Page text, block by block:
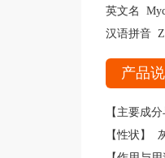
英文名
汉语拼音
产品
【主要成
【性状】